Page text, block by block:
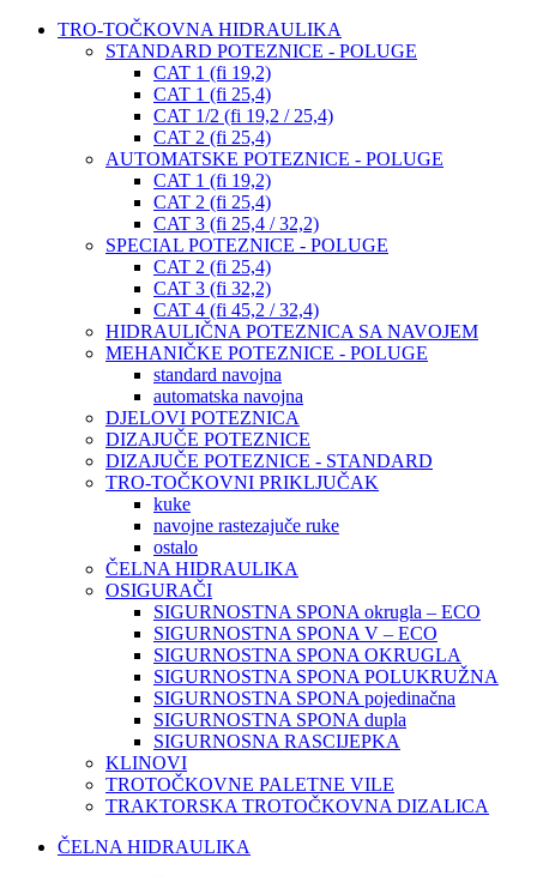
TRO-TOČKOVNA HIDRAULIKA
STANDARD POTEZNICE - POLUGE
CAT 1 (fi 19,2)
CAT 1 (fi 25,4)
CAT 1/2 (fi 19,2 / 25,4)
CAT 2 (fi 25,4)
AUTOMATSKE POTEZNICE - POLUGE
CAT 1 (fi 19,2)
CAT 2 (fi 25,4)
CAT 3 (fi 25,4 / 32,2)
SPECIAL POTEZNICE - POLUGE
CAT 2 (fi 25,4)
CAT 3 (fi 32,2)
CAT 4 (fi 45,2 / 32,4)
HIDRAULIČNA POTEZNICA SA NAVOJEM
MEHANIČKE POTEZNICE - POLUGE
standard navojna
automatska navojna
DJELOVI POTEZNICA
DIZAJUČE POTEZNICE
DIZAJUČE POTEZNICE - STANDARD
TRO-TOČKOVNI PRIKLJUČAK
kuke
navojne rastezajuče ruke
ostalo
ČELNA HIDRAULIKA
OSIGURAČI
SIGURNOSTNA SPONA okrugla – ECO
SIGURNOSTNA SPONA V – ECO
SIGURNOSTNA SPONA OKRUGLA
SIGURNOSTNA SPONA POLUKRUŽNA
SIGURNOSTNA SPONA pojedinačna
SIGURNOSTNA SPONA dupla
SIGURNOSNA RASCIJEPKA
KLINOVI
TROTOČKOVNE PALETNE VILE
TRAKTORSKA TROTOČKOVNA DIZALICA
ČELNA HIDRAULIKA